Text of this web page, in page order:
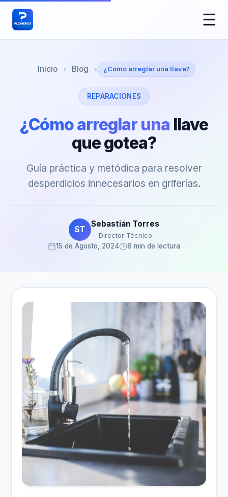
☰
Inicio › Blog › ¿Cómo arreglar una llave?
REPARACIONES
¿Cómo arreglar una llave
que gotea?
Guía práctica y metódica para resolver
desperdicios innecesarios en griferías.
ST
Sebastián Torres
Director Técnico
15 de Agosto, 2024
8 min de lectura